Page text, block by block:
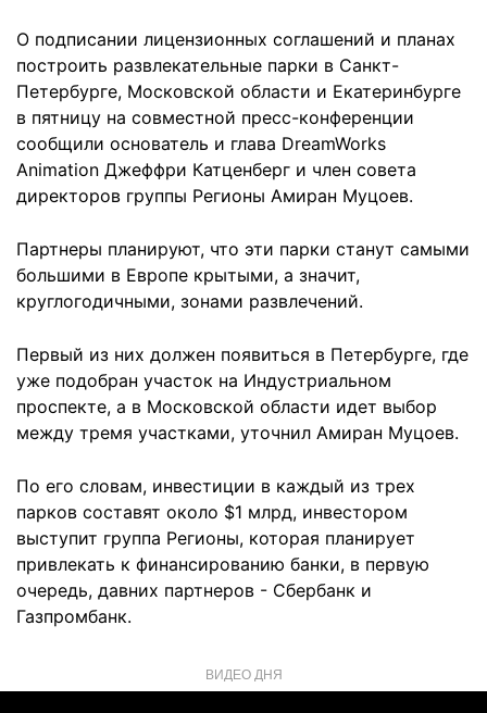
О подписании лицензионных соглашений и планах
построить развлекательные парки в Санкт-
Петербурге, Московской области и Екатеринбурге
в пятницу на совместной пресс-конференции
сообщили основатель и глава DreamWorks
Animation Джеффри Катценберг и член совета
директоров группы Регионы Амиран Муцоев.
Партнеры планируют, что эти парки станут самыми
большими в Европе крытыми, а значит,
круглогодичными, зонами развлечений.
Первый из них должен появиться в Петербурге, где
уже подобран участок на Индустриальном
проспекте, а в Московской области идет выбор
между тремя участками, уточнил Амиран Муцоев.
По его словам, инвестиции в каждый из трех
парков составят около $1 млрд, инвестором
выступит группа Регионы, которая планирует
привлекать к финансированию банки, в первую
очередь, давних партнеров - Сбербанк и
Газпромбанк.
ВИДЕО ДНЯ